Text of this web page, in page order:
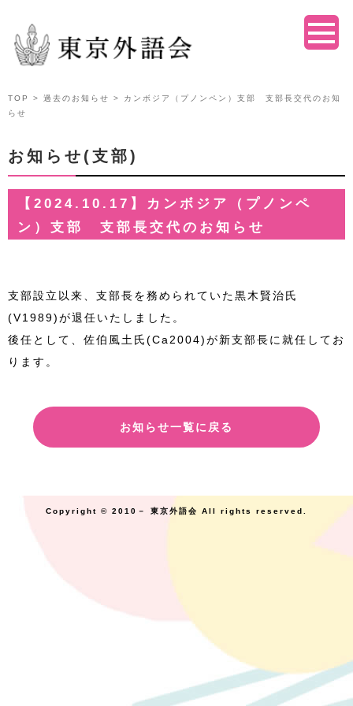
TOP > 過去のお知らせ
> カンボジア（プノンペン）支部 支部長交代のお知
らせ
お知らせ(支部)
【2024.10.17】カンボジア（プノンペ
ン）支部 支部長交代のお知らせ
支部設立以来、支部長を務められていた黒木賢治氏
(V1989)が退任いたしました。
後任として、佐伯風土氏(Ca2004)が新支部長に就任してお
ります。
お知らせ一覧に戻る
Copyright © 2010－ 東京外語会 All rights reserved.